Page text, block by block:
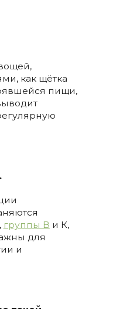
как щётка
пищи,
группы В и К,
для
и